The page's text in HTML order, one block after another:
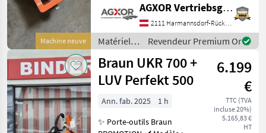
Materiels
Viticoles
Epampreuses
CHOISIR
UNE
CATÉGORIE
Braun
Machine neuve
zeigt Ihnen das
Gerät/Maschine gerne und
bittet um Terminab
AGXOR Vertriebsgesellschaft Ost GmbH
2111 Harmannsdorf-Rückersdorf
Matériels
viticoles /
Braun
Revendeur Premium Or
Braun UKR 700 +
LUV Perfekt 500
6.199
€
TTC (TVA
incluse 20%)
5.165,83 €
HT
Ann. fab. 2025
1 h
✨ Porte-outils Braun